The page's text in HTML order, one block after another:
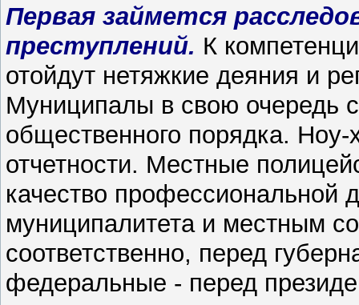
Первая займется
преступлений. К
отойдут нетяжкие деяния и
Муниципалы в свою очередь
общественного порядка. Ноу-
отчетности. Местные
качество профессиональной
муниципалитета и местным
соответственно, перед
федеральные - перед